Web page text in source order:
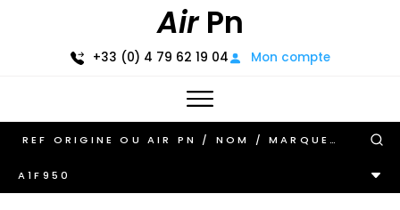
AirPn
+33 (0) 4 79 62 19 04 Mon compte
A1F950